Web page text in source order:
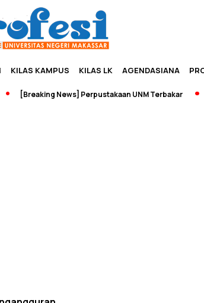
KILAS KAMPUS KILAS LK AGENDASIANA
[Breaking News] Perpustakaan UNM Terbakar